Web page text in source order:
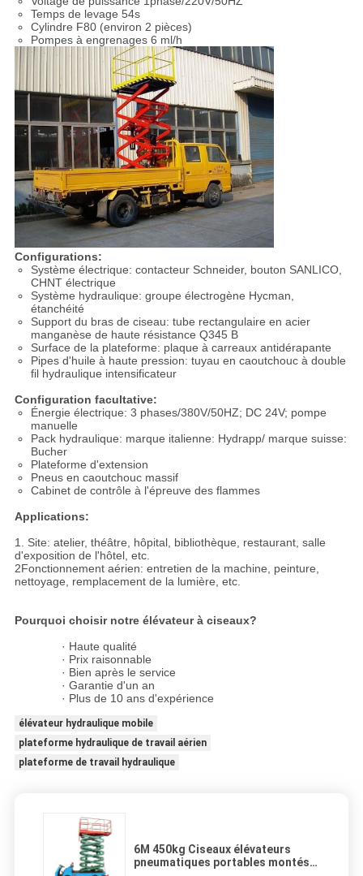
Temps de levage 54s
Cylindre F80 (environ 2 pièces)
Pompes à engrenages 6 ml/h
Configurations:
Système électrique: contacteur Schneider, bouton SANLICO,
CHNT électrique
Système hydraulique: groupe électrogène Hycman,
étanchéité
Support du bras de ciseau: tube rectangulaire en acier
manganèse de haute résistance Q345 B
Surface de la plateforme: plaque à carreaux antidérapante
Pipes d'huile à haute pression: tuyau en caoutchouc à double
fil hydraulique intensificateur
Configuration facultative:
Énergie électrique: 3 phases/380V/50HZ; DC 24V; pompe
manuelle
Pack hydraulique: marque italienne: Hydrapp/ marque suisse:
Bucher
Plateforme d'extension
Pneus en caoutchouc massif
Cabinet de contrôle à l'épreuve des flammes
Applications:
1. Site: atelier, théâtre, hôpital, bibliothèque, restaurant, salle
d'exposition de l'hôtel, etc.
2Fonctionnement aérien: entretien de la machine, peinture,
nettoyage, remplacement de la lumière, etc.
Pourquoi choisir notre élévateur à ciseaux?
· Haute qualité
· Prix raisonnable
· Bien après le service
· Garantie d'un an
· Plus de 10 ans d'expérience
élévateur hydraulique mobile
plateforme hydraulique de travail aérien
plateforme de travail hydraulique
6M 450kg Ciseaux élévateurs
pneumatiques portables montés